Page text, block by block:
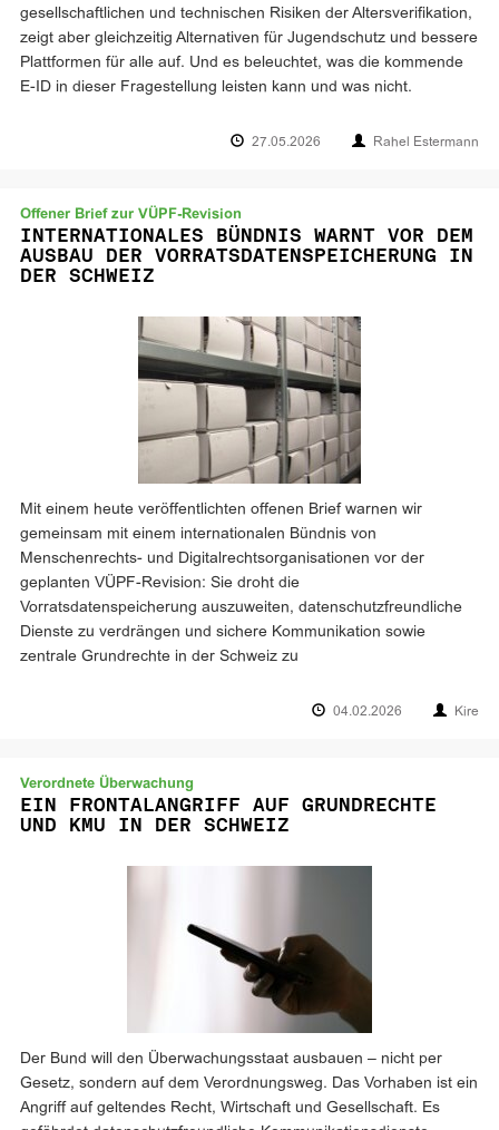
gesellschaftlichen und technischen Risiken der Altersverifikation,
zeigt aber gleichzeitig Alternativen für Jugendschutz und bessere
Plattformen für alle auf. Und es beleuchtet, was die kommende
E-ID in dieser Fragestellung leisten kann und was nicht.
27.05.2026 Rahel Estermann
Offener Brief zur VÜPF-Revision
INTERNATIONALES BÜNDNIS WARNT VOR DEM
AUSBAU DER VORRATSDATENSPEICHERUNG IN
DER SCHWEIZ
Mit einem heute veröffentlichten offenen Brief warnen wir
gemeinsam mit einem internationalen Bündnis von
Menschenrechts- und Digitalrechts­organisationen vor der
geplanten VÜPF-Revision: Sie droht die
Vorratsdatenspeicherung auszuweiten, datenschutzfreundliche
Dienste zu verdrängen und sichere Kommunikation sowie
zentrale Grundrechte in der Schweiz zu
04.02.2026 Kire
Verordnete Überwachung
EIN FRONTALANGRIFF AUF GRUNDRECHTE
UND KMU IN DER SCHWEIZ
Der Bund will den Überwachungsstaat ausbauen – nicht per
Gesetz, sondern auf dem Verordnungsweg. Das Vorhaben ist ein
Angriff auf geltendes Recht, Wirtschaft und Gesellschaft. Es